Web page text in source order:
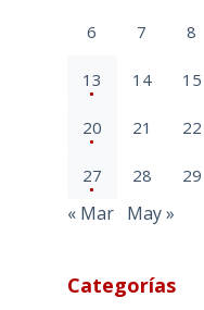
6 7 8
13 14 15
20 21 22
27 28 29
« Mar May »
Categorías